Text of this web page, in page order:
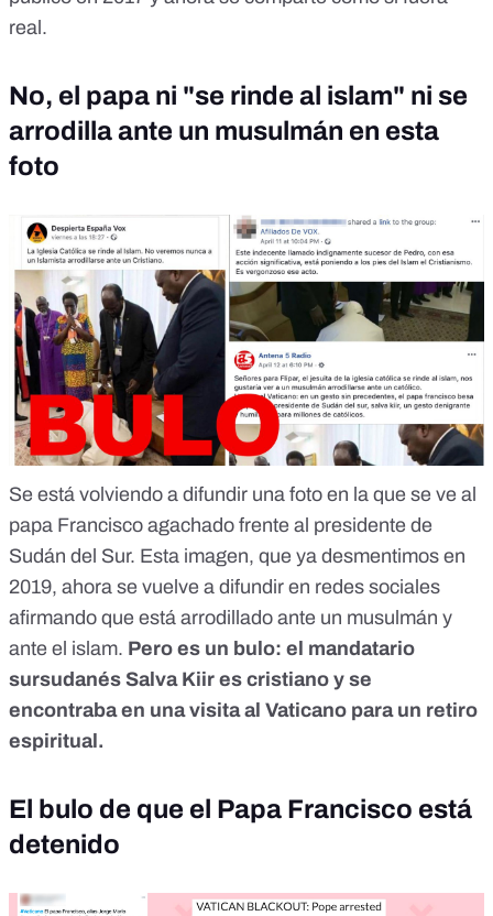
real.
No, el papa ni "se rinde al islam" ni se
arrodilla ante un musulmán en esta
foto
Se está volviendo a difundir una foto en la que se ve al
papa Francisco agachado frente al presidente de
Sudán del Sur. Esta imagen, que ya desmentimos en
2019, ahora se vuelve a difundir en redes sociales
afirmando que está arrodillado ante un musulmán y
ante el islam. Pero es un bulo: el mandatario
sursudanés Salva Kiir es cristiano y se
encontraba en una visita al Vaticano para un retiro
espiritual.
El bulo de que el Papa Francisco está
detenido